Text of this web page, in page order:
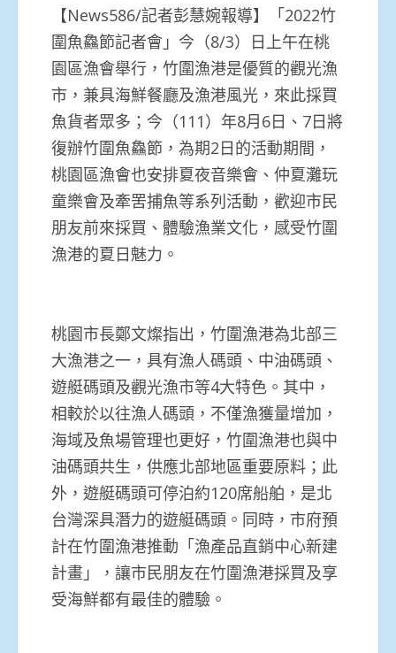
【News586/記者彭慧婉報導】「2022竹
圍魚鱻節記者會」今（8/3）日上午在桃
園區漁會舉行，竹圍漁港是優質的觀光漁
市，兼具海鮮餐廳及漁港風光，來此採買
魚貨者眾多；今（111）年8月6日、7日將
復辦竹圍魚鱻節，為期2日的活動期間，
桃園區漁會也安排夏夜音樂會、仲夏灘玩
童樂會及牽罟捕魚等系列活動，歡迎市民
朋友前來採買、體驗漁業文化，感受竹圍
漁港的夏日魅力。
桃園市長鄭文燦指出，竹圍漁港為北部三
大漁港之一，具有漁人碼頭、中油碼頭、
遊艇碼頭及觀光漁市等4大特色。其中，
相較於以往漁人碼頭，不僅漁獲量增加，
海域及魚場管理也更好，竹圍漁港也與中
油碼頭共生，供應北部地區重要原料；此
外，遊艇碼頭可停泊約120席船舶，是北
台灣深具潛力的遊艇碼頭。同時，市府預
計在竹圍漁港推動「漁產品直銷中心新建
計畫」，讓市民朋友在竹圍漁港採買及享
受海鮮都有最佳的體驗。